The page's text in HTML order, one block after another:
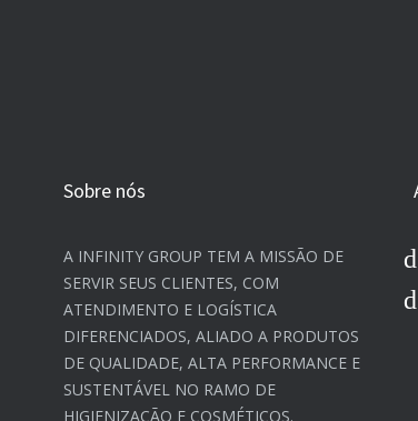
Sobre nós
A INFINITY GROUP TEM A MISSÃO DE
SERVIR SEUS CLIENTES, COM
ATENDIMENTO E LOGÍSTICA
DIFERENCIADOS, ALIADO A PRODUTOS
DE QUALIDADE, ALTA PERFORMANCE E
SUSTENTÁVEL NO RAMO DE
HIGIENIZAÇÃO E COSMÉTICOS.​